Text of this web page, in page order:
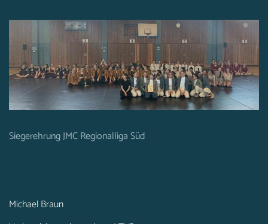
Siegerehrung JMC Regionalliga Süd
Michael Braun